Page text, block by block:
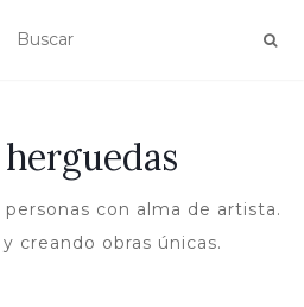
con alma de artista.
creando obras únicas.